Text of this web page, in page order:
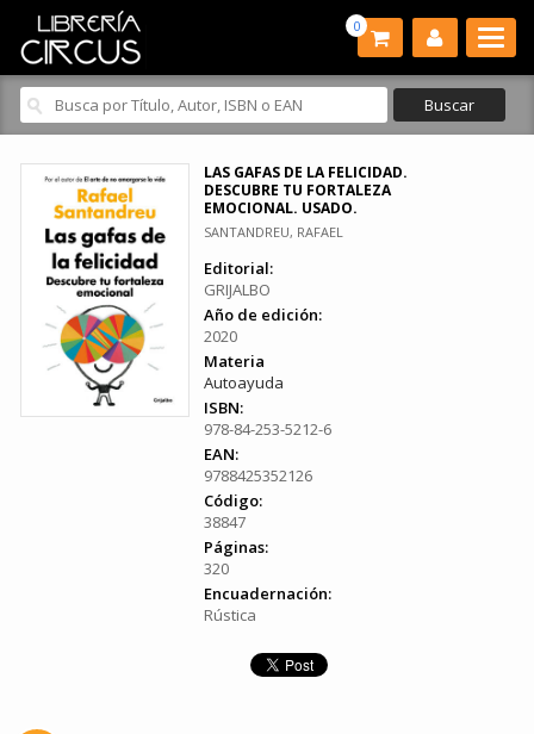
0
LAS GAFAS DE LA FELICIDAD.
DESCUBRE TU FORTALEZA
EMOCIONAL. USADO.
SANTANDREU, RAFAEL
Editorial:
GRIJALBO
Año de edición:
2020
Materia
Autoayuda
ISBN:
978-84-253-5212-6
EAN:
9788425352126
Código:
38847
Páginas:
320
Encuadernación:
Rústica